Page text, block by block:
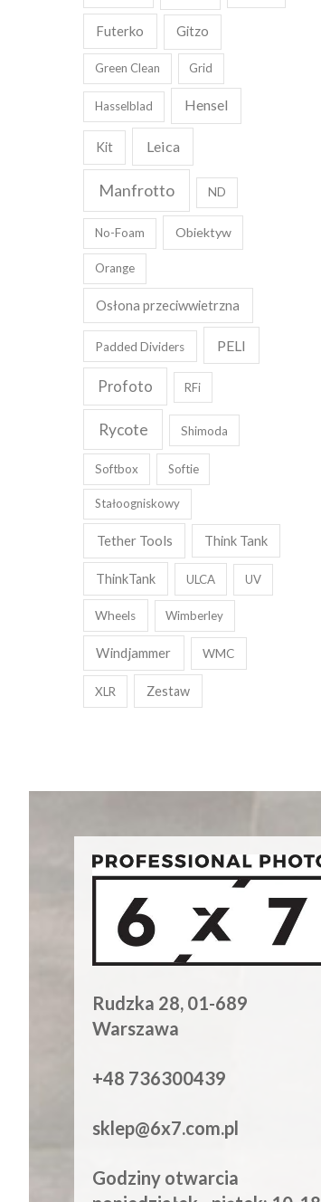
Futerko Gitzo
Green Clean Grid
Hasselblad Hensel
Kit Leica
Manfrotto ND
No-Foam Obiektyw
Orange
Osłona przeciwwietrzna
Padded Dividers PELI
Profoto RFi
Rycote Shimoda
Softbox Softie
Stałoogniskowy
Tether Tools Think Tank
ThinkTank ULCA UV
Wheels Wimberley
Windjammer WMC
XLR Zestaw
Rudzka 28, 01-689
Warszawa
+48 736300439
sklep@6x7.com.pl
Godziny otwarcia